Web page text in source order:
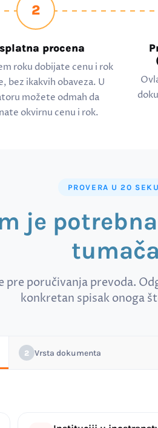
2
procena
roku dobijate cenu i rok
bez ikakvih obaveza. U
možete odmah da
okvirnu cenu i rok.
PROVERA U 20
je
pre poručivanja prevoda.
konkretan spisak onoga
2 Vrsta dokumenta